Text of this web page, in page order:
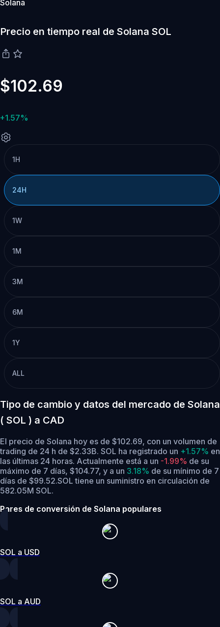
Solana
Precio en tiempo real de Solana SOL
$102.69
+1.57%
1H
24H
1W
1M
3M
6M
1Y
ALL
Tipo de cambio y datos del mercado de Solana
( SOL ) a CAD
El precio de Solana hoy es de $102.69, con un volumen de
trading de 24 h de $2.33B. SOL ha registrado un +1.57% en
las últimas 24 horas. Actualmente está a un -1.99% de su
máximo de 7 días, $104.77, y a un 3.18% de su mínimo de 7
días de $99.52.SOL tiene un suministro en circulación de
582.05M SOL.
Pares de conversión de Solana populares
SOL a USD
SOL a AUD